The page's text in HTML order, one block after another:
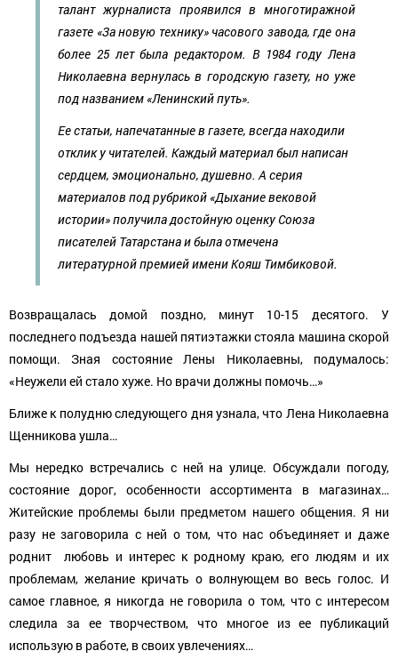
талант журналиста проявился в многотиражной
газете «За новую технику» часового завода, где она
более 25 лет была редактором. В 1984 году Лена
Николаевна вернулась в городскую газету, но уже
под названием «Ленинский путь».
Ее статьи, напечатанные в газете, всегда находили
отклик у читателей. Каждый материал был написан
сердцем, эмоционально, душевно. А серия
материалов под рубрикой «Дыхание вековой
истории» получила достойную оценку Союза
писателей Татарстана и была отмечена
литературной премией имени Кояш Тимбиковой.
Возвращалась домой поздно, минут 10-15 десятого. У
последнего подъезда нашей пятиэтажки стояла машина скорой
помощи. Зная состояние Лены Николаевны, подумалось:
«Неужели ей стало хуже. Но врачи должны помочь…»
Ближе к полудню следующего дня узнала, что Лена Николаевна
Щенникова ушла…
Мы нередко встречались с ней на улице. Обсуждали погоду,
состояние дорог, особенности ассортимента в магазинах…
Житейские проблемы были предметом нашего общения. Я ни
разу не заговорила с ней о том, что нас объединяет и даже
роднит любовь и интерес к родному краю, его людям и их
проблемам, желание кричать о волнующем во весь голос. И
самое главное, я никогда не говорила о том, что с интересом
следила за ее творчеством, что многое из ее публикаций
использую в работе, в своих увлечениях…